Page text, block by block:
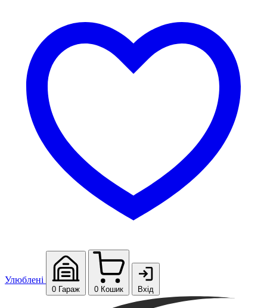
Улюблені
0 Гараж 0 Кошик Вхід